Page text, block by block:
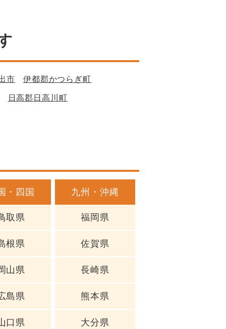
市 伊都郡かつらぎ町
日高郡日高川町
・四国
取県
根県
山県
島県
口県
九州・沖縄
福岡県
佐賀県
長崎県
熊本県
大分県